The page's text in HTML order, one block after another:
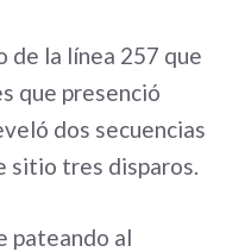
de la línea 257 que
que presenció
dos secuencias
sitio tres disparos.
pateando al